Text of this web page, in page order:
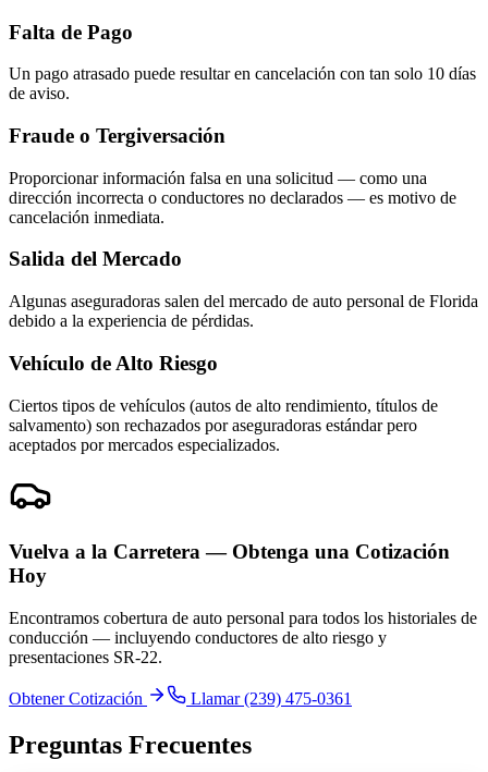
Falta de Pago
Un pago atrasado puede resultar en cancelación con tan solo 10 días
de aviso.
Fraude o Tergiversación
Proporcionar información falsa en una solicitud — como una
dirección incorrecta o conductores no declarados — es motivo de
cancelación inmediata.
Salida del Mercado
Algunas aseguradoras salen del mercado de auto personal de Florida
debido a la experiencia de pérdidas.
Vehículo de Alto Riesgo
Ciertos tipos de vehículos (autos de alto rendimiento, títulos de
salvamento) son rechazados por aseguradoras estándar pero
aceptados por mercados especializados.
Vuelva a la Carretera — Obtenga una Cotización
Hoy
Encontramos cobertura de auto personal para todos los historiales de
conducción — incluyendo conductores de alto riesgo y
presentaciones SR-22.
Obtener Cotización Llamar (239) 475-0361
Preguntas Frecuentes